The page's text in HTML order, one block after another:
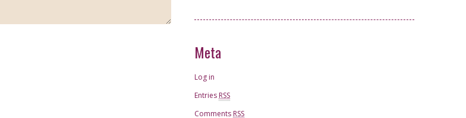
Meta
Log in
Entries RSS
Comments RSS